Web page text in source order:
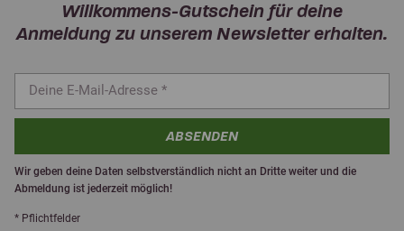
Willkommens-Gutschein für deine
Anmeldung zu unserem Newsletter erhalten.
ABSENDEN
Wir geben deine Daten selbstverständlich nicht an Dritte weiter und die
Abmeldung ist jederzeit möglich!
* Pflichtfelder